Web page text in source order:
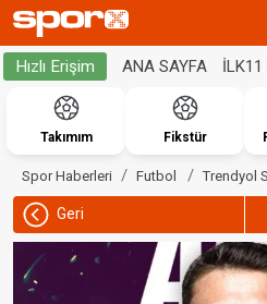
Hızlı Erişim ANA SAYFA İLK11
Takımım Fikstür
Spor Haberleri Futbol Trendyol
Geri